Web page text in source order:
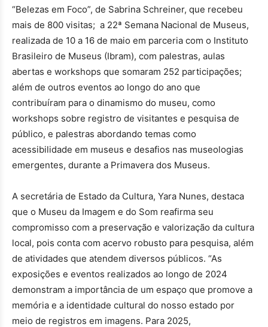
“Belezas em Foco”, de Sabrina Schreiner, que recebeu
mais de 800 visitas; a 22ª Semana Nacional de Museus,
realizada de 10 a 16 de maio em parceria com o Instituto
Brasileiro de Museus (Ibram), com palestras, aulas
abertas e workshops que somaram 252 participações;
além de outros eventos ao longo do ano que
contribuíram para o dinamismo do museu, como
workshops sobre registro de visitantes e pesquisa de
público, e palestras abordando temas como
acessibilidade em museus e desafios nas museologias
emergentes, durante a Primavera dos Museus.
A secretária de Estado da Cultura, Yara Nunes, destaca
que o Museu da Imagem e do Som reafirma seu
compromisso com a preservação e valorização da cultura
local, pois conta com acervo robusto para pesquisa, além
de atividades que atendem diversos públicos. “As
exposições e eventos realizados ao longo de 2024
demonstram a importância de um espaço que promove a
memória e a identidade cultural do nosso estado por
meio de registros em imagens. Para 2025,